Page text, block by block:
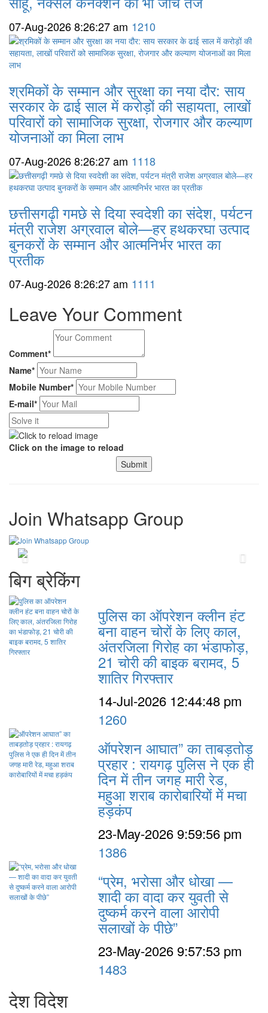
07-Aug-2026 8:26:27 am 1210
श्रमिकों के सम्मान और सुरक्षा का नया दौर: साय
सरकार के ढाई साल में करोड़ों की सहायता, लाखों
परिवारों को सामाजिक सुरक्षा, रोजगार और कल्याण
योजनाओं का मिला लाभ
07-Aug-2026 8:26:27 am 1118
छत्तीसगढ़ी गमछे से दिया स्वदेशी का संदेश, पर्यटन
मंत्री राजेश अग्रवाल बोले—हर हथकरघा उत्पाद
बुनकरों के सम्मान और आत्मनिर्भर भारत का
प्रतीक
07-Aug-2026 8:26:27 am 1111
Leave Your Comment
Comment*
Name*
Mobile Number*
E-mail*
Click on the image to reload
Submit
Join Whatsapp Group
Previous Next
बिग ब्रेकिंग
पुलिस का ऑपरेशन क्लीन हंट
बना वाहन चोरों के लिए काल,
अंतरजिला गिरोह का भंडाफोड़,
21 चोरी की बाइक बरामद, 5
शातिर गिरफ्तार
14-Jul-2026 12:44:48 pm
1260
ऑपरेशन आघात” का ताबड़तोड़
प्रहार : रायगढ़ पुलिस ने एक ही
दिन में तीन जगह मारी रेड,
महुआ शराब कारोबारियों में मचा
हड़कंप
23-May-2026 9:59:56 pm
1386
“प्रेम, भरोसा और धोखा —
शादी का वादा कर युवती से
दुष्कर्म करने वाला आरोपी
सलाखों के पीछे”
23-May-2026 9:57:53 pm
1483
देश विदेश